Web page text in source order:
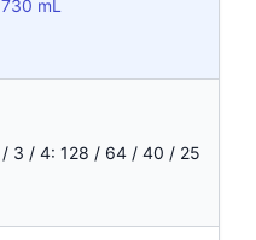
730 mL
3 / 4: 128 / 64 / 40 / 25